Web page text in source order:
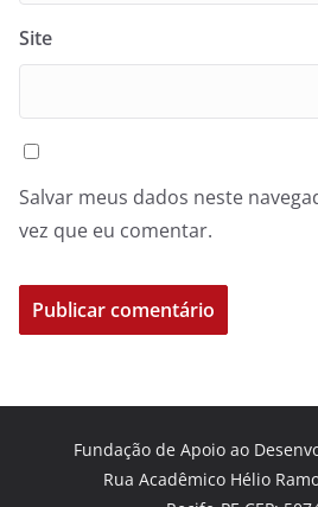
Site
Salvar meus dados neste
vez que eu comentar.
Fundação de Apoio ao
Rua Acadêmico Hélio